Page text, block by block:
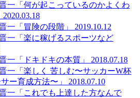
一「何が起こっているのかよくわ
2020.03.18
一「冒険の段階」
2019.10.12
一「楽に稼げるスポーツなど
一「ドキドキの本質」
2018.07.18
一「楽しく 苦しむ〜サッカーW杯
ー育成方法〜」
2018.07.10
一「これでも上達した方なんで